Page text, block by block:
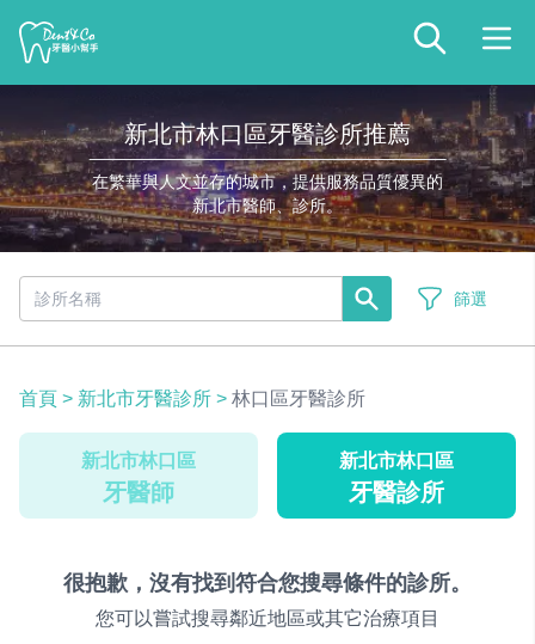
新北市林口區牙醫診所推薦
在繁華與人文並存的城市，提供服務品質優異的
新北市醫師、診所。
篩選
首頁 > 新北市牙醫診所 > 林口區牙醫診所
新北市林口區
牙醫師
新北市林口區
牙醫診所
很抱歉，沒有找到符合您搜尋條件的診所。
您可以嘗試搜尋鄰近地區或其它治療項目